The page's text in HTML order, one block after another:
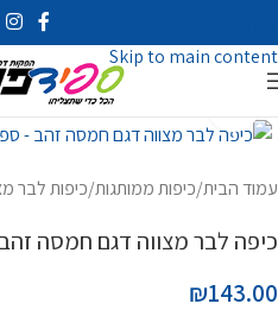
Skip to main content
עמוד הבית/כיפות ממותגות/כיפות לבר
כיפה לבר מצווה דגם חמסה זהב
₪143.00